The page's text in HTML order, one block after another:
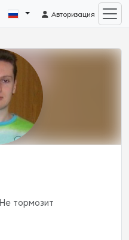
Авторизация
Не тормозит